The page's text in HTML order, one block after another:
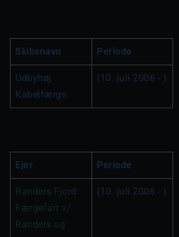
Skibsnavn Periode
Udbyhøj
Kabelfærge
(10. juli 2006 - )
Ejer Periode
Randers Fjord
Færgefart v/
Randers og
(10. juli 2006 - )